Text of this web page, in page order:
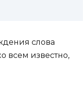
слова
всем известно,